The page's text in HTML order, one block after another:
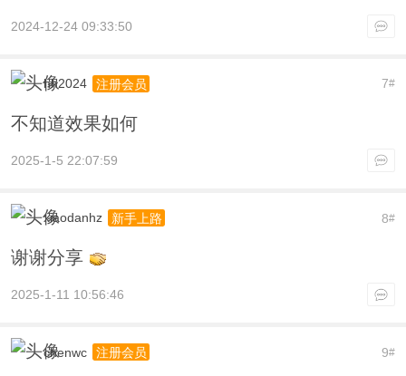
2024-12-24 09:33:50
7#
hh2024 注册会员
不知道效果如何
2025-1-5 22:07:59
8#
xiaodanhz 新手上路
谢谢分享
2025-1-11 10:56:46
9#
chenwc 注册会员